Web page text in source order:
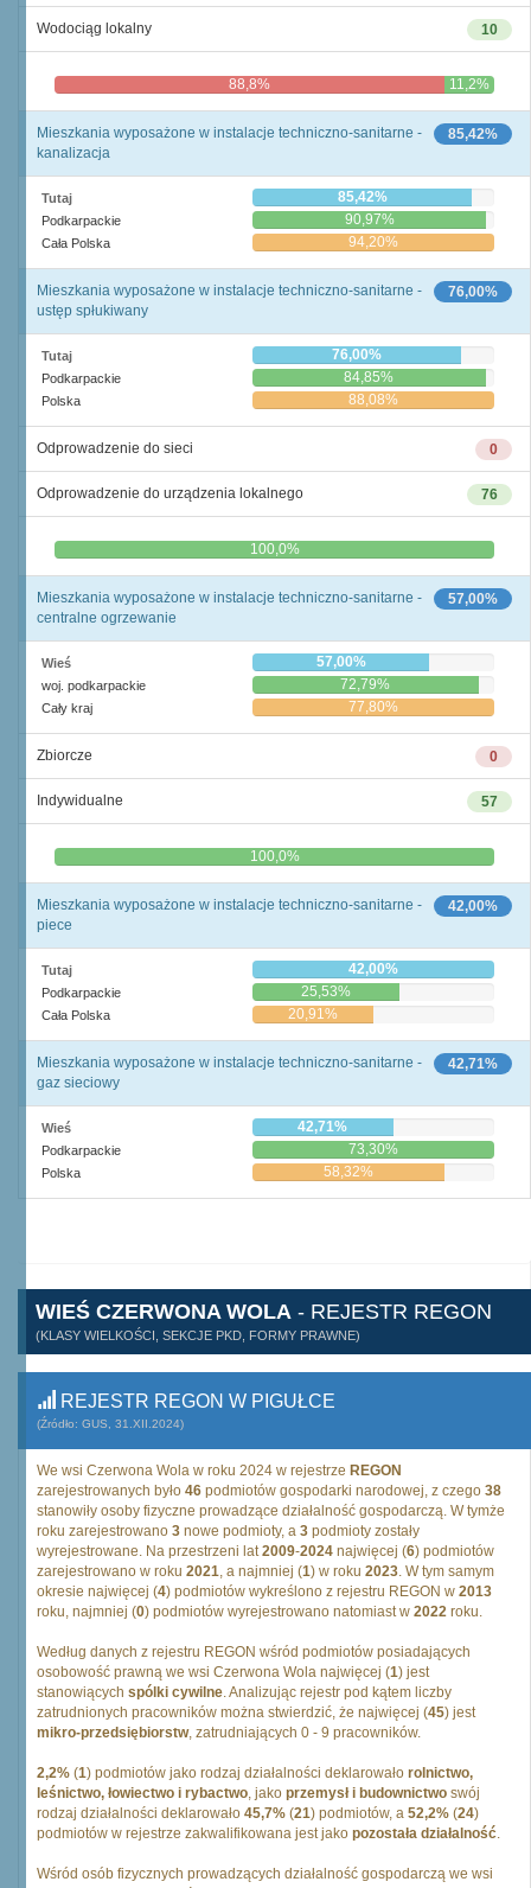
10
Wodociąg lokalny
88,8% 11,2%
85,42%
Mieszkania wyposażone w instalacje techniczno-sanitarne -
kanalizacja
Tutaj 85,42%
Podkarpackie 90,97%
Cała Polska 94,20%
76,00%
Mieszkania wyposażone w instalacje techniczno-sanitarne -
ustęp spłukiwany
Tutaj 76,00%
Podkarpackie 84,85%
Polska 88,08%
0
Odprowadzenie do sieci
76
Odprowadzenie do urządzenia lokalnego
0,0% 100,0%
57,00%
Mieszkania wyposażone w instalacje techniczno-sanitarne -
centralne ogrzewanie
Wieś 57,00%
woj. podkarpackie 72,79%
Cały kraj 77,80%
0
Zbiorcze
57
Indywidualne
0,0% 100,0%
42,00%
Mieszkania wyposażone w instalacje techniczno-sanitarne -
piece
Tutaj 42,00%
Podkarpackie 25,53%
Cała Polska 20,91%
42,71%
Mieszkania wyposażone w instalacje techniczno-sanitarne -
gaz sieciowy
Wieś 42,71%
Podkarpackie 73,30%
Polska 58,32%
WIEŚ CZERWONA WOLA - REJESTR REGON
(KLASY WIELKOŚCI, SEKCJE PKD, FORMY PRAWNE)
REJESTR REGON W PIGUŁCE
(Źródło: GUS, 31.XII.2024)
We wsi Czerwona Wola w roku 2024 w rejestrze REGON
zarejestrowanych było 46 podmiotów gospodarki narodowej, z czego 38
stanowiły osoby fizyczne prowadzące działalność gospodarczą. W tymże
roku zarejestrowano 3 nowe podmioty, a 3 podmioty zostały
wyrejestrowane. Na przestrzeni lat2009-2024 najwięcej (6) podmiotów
zarejestrowano w roku 2021, a najmniej (1) w roku 2023. W tym samym
okresie najwięcej (4) podmiotów wykreślono z rejestru REGON w 2013
roku, najmniej (0) podmiotów wyrejestrowano natomiast w 2022 roku.
Według danych z rejestru REGON wśród podmiotów posiadających
osobowość prawną we wsi Czerwona Wola najwięcej (1) jest
stanowiących spólki cywilne. Analizując rejestr pod kątem liczby
zatrudnionych pracowników można stwierdzić, że najwięcej (45) jest
mikro-przedsiębiorstw, zatrudniających 0 - 9 pracowników.
2,2% (1) podmiotów jako rodzaj działalności deklarowało rolnictwo,
leśnictwo, łowiectwo i rybactwo, jako przemysł i budownictwo swój
rodzaj działalności deklarowało 45,7% (21) podmiotów, a 52,2% (24)
podmiotów w rejestrze zakwalifikowana jest jako pozostała działalność.
Wśród osób fizycznych prowadzących działalność gospodarczą we wsi